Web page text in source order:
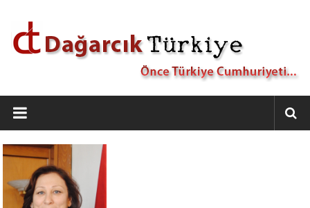
Dağarcık
Türkiye
Önce
Türkiye
Cumhuriyeti…